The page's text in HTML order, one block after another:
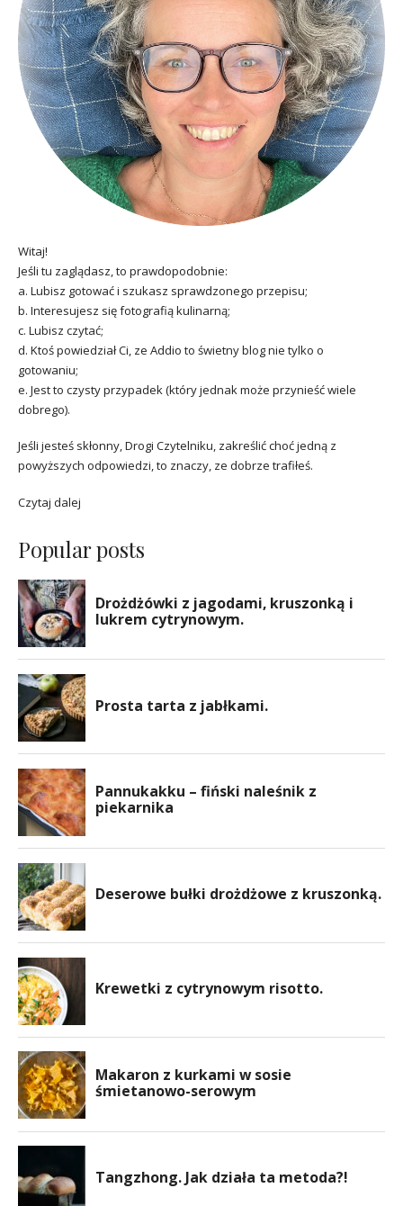
Witaj!
Jeśli tu zaglądasz, to prawdopodobnie:
a. Lubisz gotować i szukasz sprawdzonego przepisu;
b. Interesujesz się fotografią kulinarną;
c. Lubisz czytać;
d. Ktoś powiedział Ci, ze Addio to świetny blog nie tylko o
gotowaniu;
e. Jest to czysty przypadek (który jednak może przynieść wiele
dobrego).
Jeśli jesteś skłonny, Drogi Czytelniku, zakreślić choć jedną z
powyższych odpowiedzi, to znaczy, ze dobrze trafiłeś.
Czytaj dalej
Popular posts